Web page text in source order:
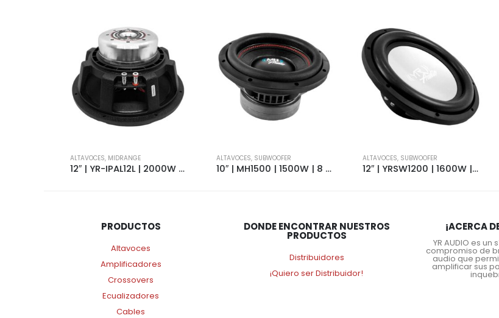
ALTAVOCES,MIDRANGE
12″ | YR-IPAL12L | 2000W | 8 OHMS | NEO | 4079
ALTAVOCES,SUBWOOFER
10″ | MH1500 | 1500W | 8 OHMS | 5395
ALTAVOCES,SUBWOOFER
12″ | YRSW1200 | 1600W | 4+4 OHMS | SLIM | 1172
PRODUCTOS
Altavoces
Amplificadores
Crossovers
Ecualizadores
Cables
DONDE ENCONTRAR NUESTROS
PRODUCTOS
Distribuidores
¡Quiero ser Distribuidor!
¡ACERCA
YR AUDIO es
compromiso de
audio que
amplificar sus